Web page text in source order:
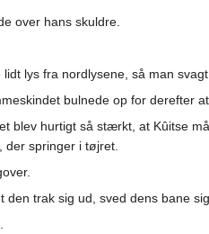
over hans skuldre.
lys fra nordlysene, så man
bulnede op for derefter
blev hurtigt så stærkt, at Kûitse
der springer i tøjret.
trak sig ud, sved dens bane